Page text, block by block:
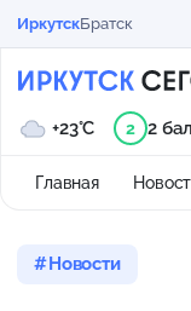
ИркутскБратск
Главная
+23°C 2 2
Новости